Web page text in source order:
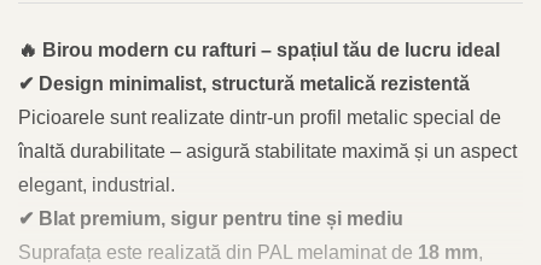
🔥 Birou modern cu rafturi – spațiul tău de lucru ideal
✔ Design minimalist, structură metalică rezistentă
Picioarele sunt realizate dintr-un profil metalic special de
înaltă durabilitate – asigură stabilitate maximă și un aspect
elegant, industrial.
✔ Blat premium, sigur pentru tine și mediu
Suprafața este realizată din PAL melaminat de 18 mm,